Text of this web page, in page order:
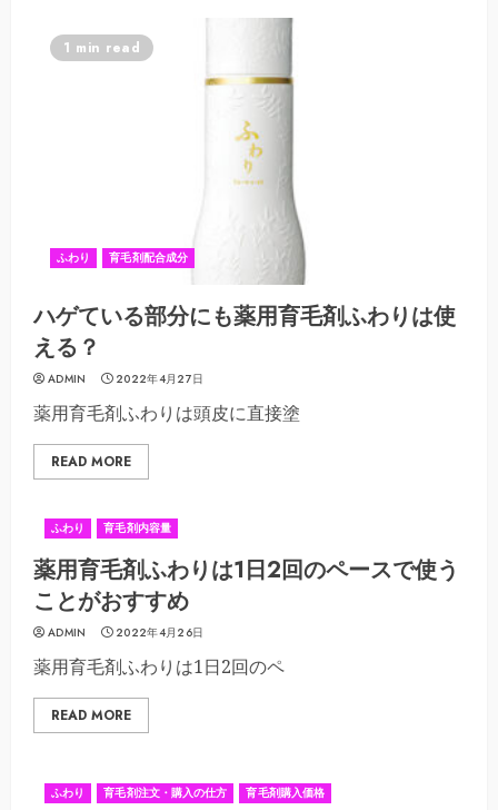
1 min read
ふわり 育毛剤配合成分
ハゲている部分にも薬用育毛剤ふわりは使
える？
ADMIN 2022年4月27日
薬用育毛剤ふわりは頭皮に直接塗
READ MORE
ふわり 育毛剤内容量
薬用育毛剤ふわりは1日2回のペースで使う
ことがおすすめ
ADMIN 2022年4月26日
薬用育毛剤ふわりは1日2回のペ
READ MORE
ふわり 育毛剤注文・購入の仕方 育毛剤購入価格